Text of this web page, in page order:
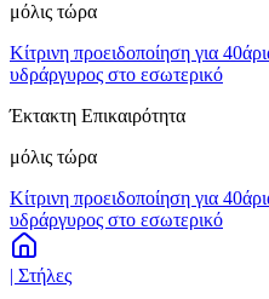
μόλις τώρα
Κίτρινη προειδοποίηση για
υδράργυρος στο εσωτερικό
Έκτακτη Επικαιρότητα
μόλις τώρα
Κίτρινη προειδοποίηση για
υδράργυρος στο εσωτερικό
| Στήλες